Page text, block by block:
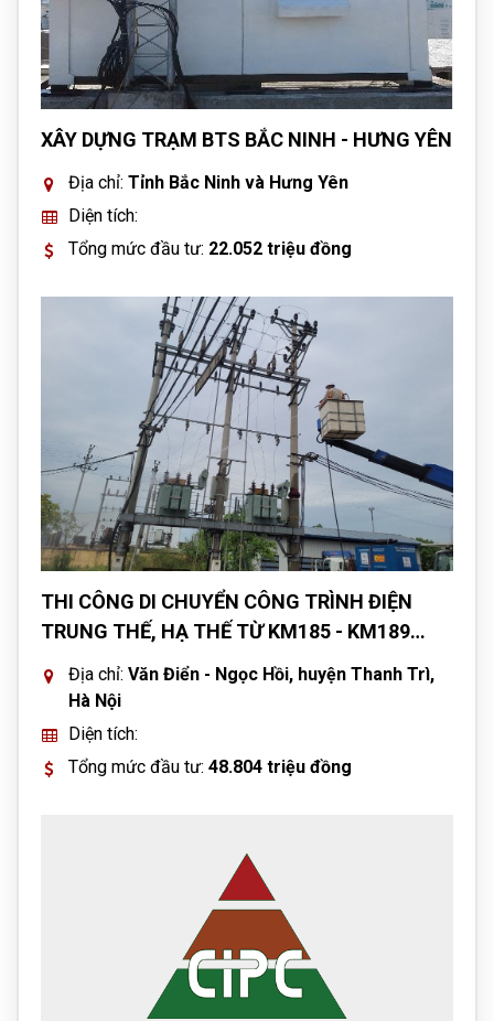
XÂY DỰNG TRẠM BTS BẮC NINH - HƯNG YÊN
Địa chỉ: Tỉnh Bắc Ninh và Hưng Yên
Diện tích:
Tổng mức đầu tư: 22.052 triệu đồng
THI CÔNG DI CHUYỂN CÔNG TRÌNH ĐIỆN
TRUNG THẾ, HẠ THẾ TỪ KM185 - KM189
THUỘC DỰ ÁN CẢI TẠO NÂNG CẤP QUỐC LỘ
1A ĐOẠN VĂN ĐIỂN - NGỌC HỒI, HUYỆN
Địa chỉ: Văn Điển - Ngọc Hồi, huyện Thanh Trì,
Hà Nội
Diện tích:
Tổng mức đầu tư: 48.804 triệu đồng